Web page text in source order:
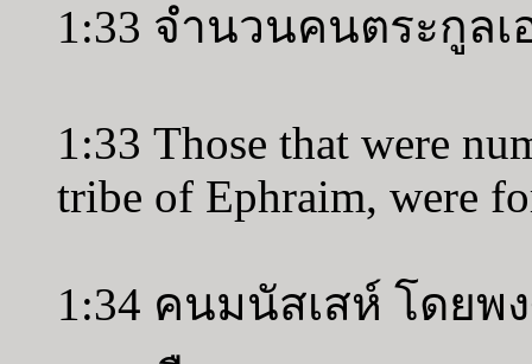
1:33 จำนวนคนตระกูล
1:33 Those that were
tribe of Ephraim, were
1:34 คนมนัสเสห์ โดย